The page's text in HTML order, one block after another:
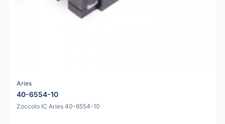
Aries
40-6554-10
Zoccolo IC Aries 40-6554-10